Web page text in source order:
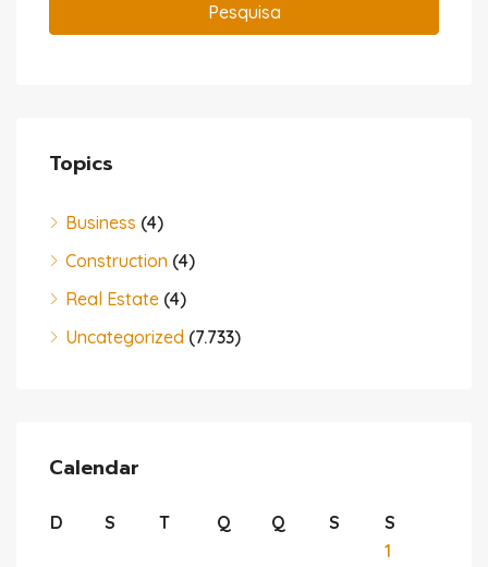
Pesquisa
Topics
Business (4)
Construction (4)
Real Estate (4)
Uncategorized (7.733)
Calendar
D S T Q Q S
S
1